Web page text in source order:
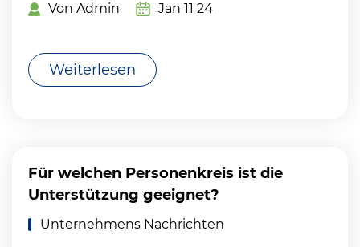
Von Admin Jan 11 24
Weiterlesen
Für welchen Personenkreis ist die
Unterstützung geeignet?
Unternehmens Nachrichten